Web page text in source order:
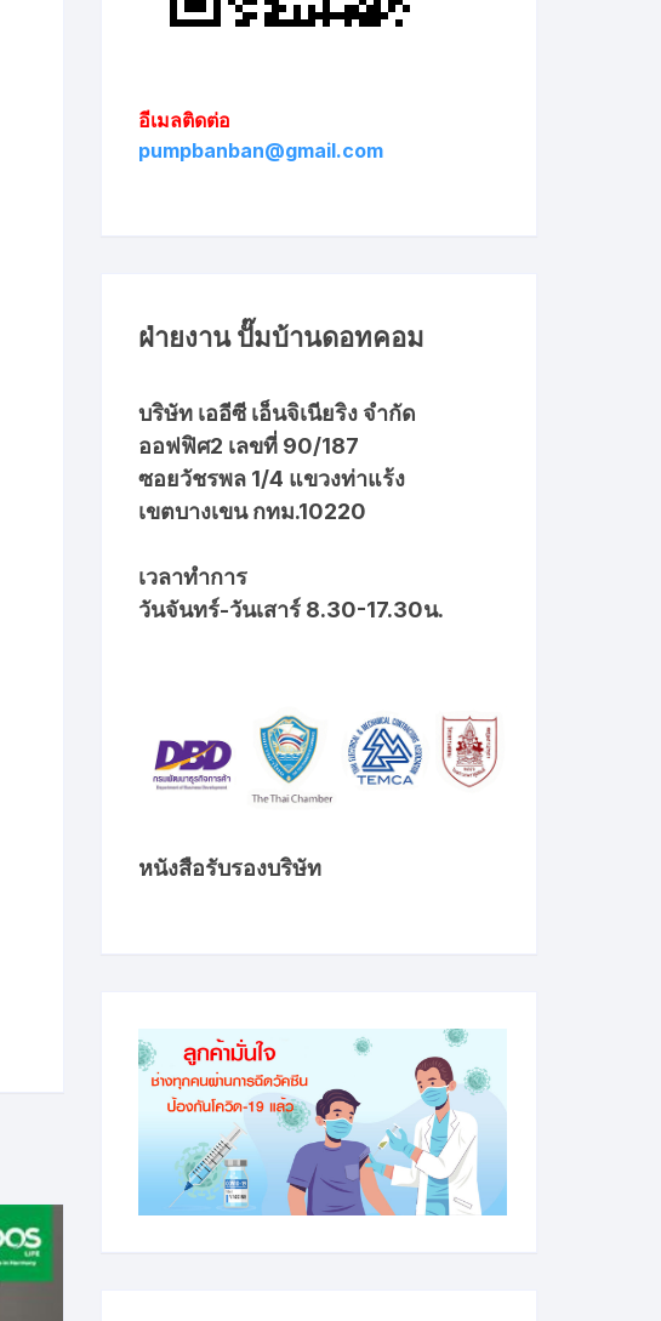
อีเมลติดต่อ
pumpbanban@gmail.com
ฝ่ายงาน ปั๊มบ้านดอทคอม
บริษัท เออีซี เอ็นจิเนียริง จำกัด
ออฟฟิศ2 เลขที่ 90/187
ซอยวัชรพล 1/4 แขวงท่าแร้ง
เขตบางเขน กทม.10220
เวลาทำการ
วันจันทร์-วันเสาร์ 8.30-17.30น.
หนังสือรับรองบริษัท